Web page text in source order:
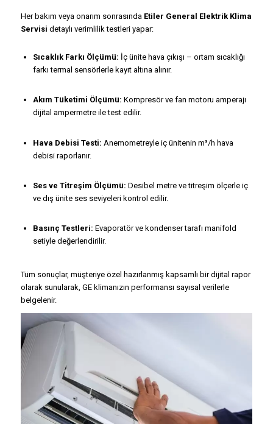
Her bakım veya onarım sonrasında Etiler General Elektrik Klima
Servisi detaylı verimlilik testleri yapar:
Sıcaklık Farkı Ölçümü: İç ünite hava çıkışı – ortam sıcaklığı
farkı termal sensörlerle kayıt altına alınır.
Akım Tüketimi Ölçümü: Kompresör ve fan motoru amperajı
dijital ampermetre ile test edilir.
Hava Debisi Testi: Anemometreyle iç ünitenin m³/h hava
debisi raporlanır.
Ses ve Titreşim Ölçümü: Desibel metre ve titreşim ölçerle iç
ve dış ünite ses seviyeleri kontrol edilir.
Basınç Testleri: Evaporatör ve kondenser tarafı manifold
setiyle değerlendirilir.
Tüm sonuçlar, müşteriye özel hazırlanmış kapsamlı bir dijital rapor
olarak sunularak, GE klimanızın performansı sayısal verilerle
belgelenir.